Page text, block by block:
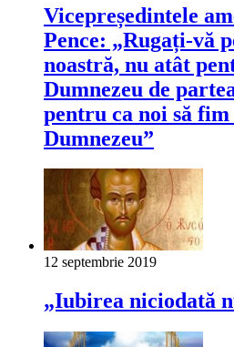
Vicepreședintele
Pence: „Rugați-vă
noastră, nu atât
Dumnezeu de
pentru ca noi să
Dumnezeu”
12 septembrie 2019
„Iubirea niciodată